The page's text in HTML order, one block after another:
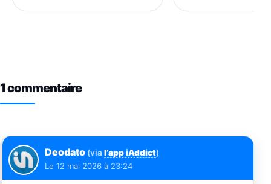
1 commentaire
Deodato (via l’app iAddict)
Le 12 mai 2026 à 23:24